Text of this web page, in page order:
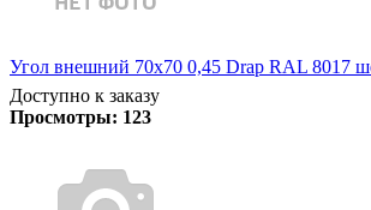
Угол внешний 70х70 0,45 Drap RAL 8017
Доступно к заказу
Просмотры: 123